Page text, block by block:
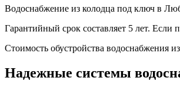
Водоснабжение из колодца под ключ в
Гарантийный срок составляет 5 лет.
Стоимость обустройства водоснабжения
Надежные системы